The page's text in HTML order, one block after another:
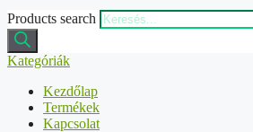
Products search
Kategóriák
Kezdőlap
Termékek
Kapcsolat